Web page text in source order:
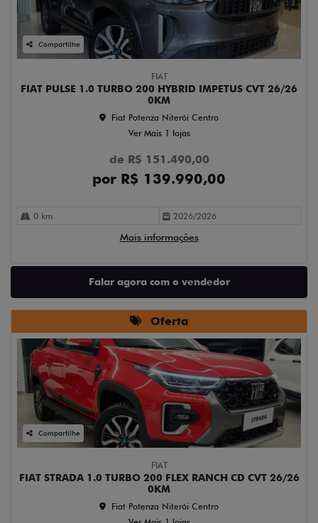
Compartilhe
FIAT
FIAT PULSE 1.0 TURBO 200 HYBRID IMPETUS CVT 26/26
0KM
Fiat Potenza Niterói Centro
Ver Mais 1 lojas
de R$ 151.490,00
por R$ 139.990,00
0 km 2026/2026
Mais informações
Falar agora com o vendedor
Oferta
Compartilhe
FIAT
FIAT STRADA 1.0 TURBO 200 FLEX RANCH CD CVT 26/26
0KM
Fiat Potenza Niterói Centro